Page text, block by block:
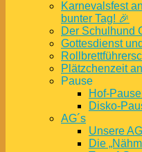
Karnevalsfest
bunter Tag! 🎉
Der Schulhund
Gottesdienst
Plätzchenzeit
Pause
Hof-
Disko-
AG´s
Unsere
Die